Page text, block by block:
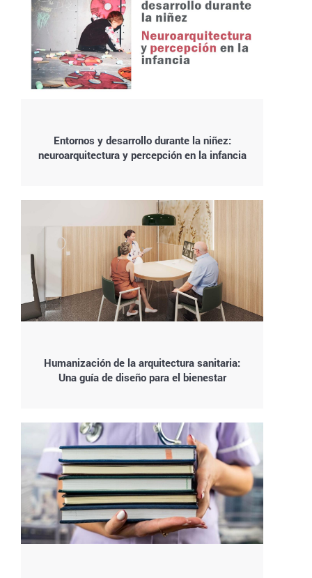
Entornos y desarrollo durante la niñez:
neuroarquitectura y percepción en la infancia
Humanización de la arquitectura sanitaria:
Una guía de diseño para el bienestar